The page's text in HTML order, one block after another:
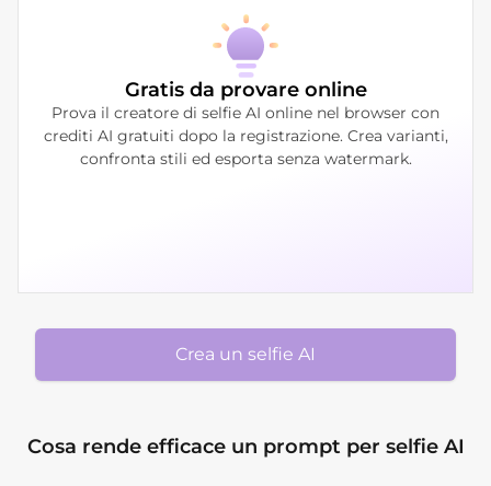
Gratis da provare online
Prova il creatore di selfie AI online nel browser con
crediti AI gratuiti dopo la registrazione. Crea varianti,
confronta stili ed esporta senza watermark.
Crea un selfie AI
Cosa rende efficace un prompt per selfie AI